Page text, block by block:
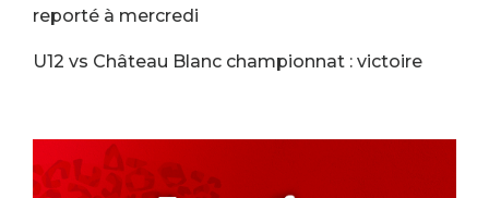
reporté à mercredi
U12 vs Château Blanc championnat : victoire